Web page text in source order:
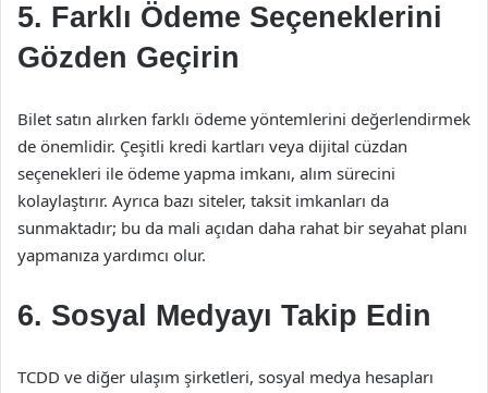
5. Farklı Ödeme Seçeneklerini
Gözden Geçirin
Bilet satın alırken farklı ödeme yöntemlerini değerlendirmek
de önemlidir. Çeşitli kredi kartları veya dijital cüzdan
seçenekleri ile ödeme yapma imkanı, alım sürecini
kolaylaştırır. Ayrıca bazı siteler, taksit imkanları da
sunmaktadır; bu da mali açıdan daha rahat bir seyahat planı
yapmanıza yardımcı olur.
6. Sosyal Medyayı Takip Edin
TCDD ve diğer ulaşım şirketleri, sosyal medya hesapları